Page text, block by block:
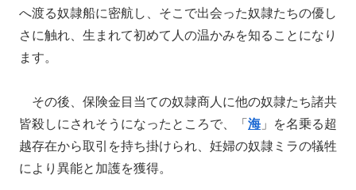
へ渡る奴隷船に密航し、そこで出会った奴隷たちの優し
さに触れ、生まれて初めて人の温かみを知ることになり
ます。
その後、保険金目当ての奴隷商人に他の奴隷たち諸共
皆殺しにされそうになったところで、「海 」を名乗る超
越存在から取引を持ち掛けられ、妊婦の奴隷ミラの犠牲
により異能と加護を獲得。